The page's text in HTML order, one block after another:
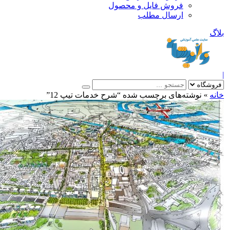
فروش فایل و محصول
ارسال مطلب
»نوشته‌های برچسب شده “شرح خدمات تیپ 12”